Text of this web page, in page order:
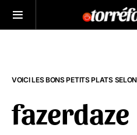
VOICI LES BONS PETITS PLATS
fazerdaze